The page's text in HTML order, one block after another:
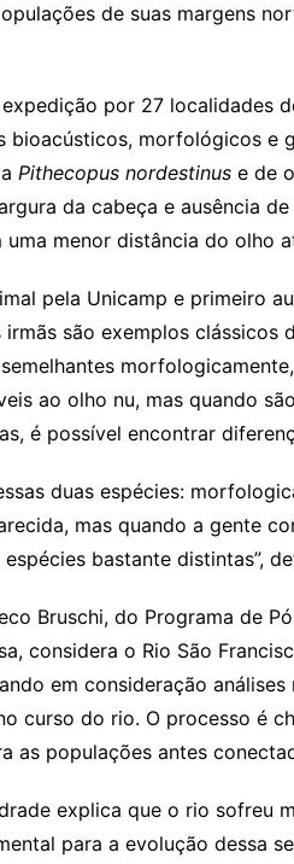
de suas margens
por 27 localidades
bioacústicos, morfológicos e
Pithecopus nordestinus e de
da cabeça e ausência
menor distância do olho
pela Unicamp e primeiro
irmãs são exemplos
ao olho nu, mas quando
é possível encontrar
duas espécies:
mas quando a gente
bastante distintas”,
Bruschi, do Programa de
considera o Rio São
em consideração
curso do rio. O processo é
as populações antes
explica que o rio sofreu
para a evolução dessa